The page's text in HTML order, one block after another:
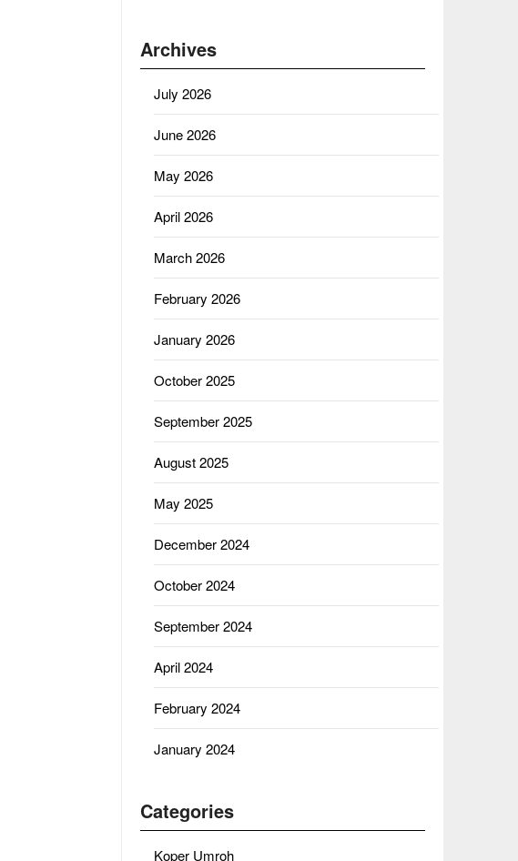
Archives
July 2026
June 2026
May 2026
April 2026
March 2026
February 2026
January 2026
October 2025
September 2025
August 2025
May 2025
December 2024
October 2024
September 2024
April 2024
February 2024
January 2024
Categories
Koper Umroh